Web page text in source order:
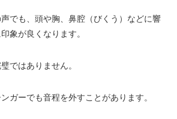
でも、頭や胸、鼻腔（びくう）などに響
象が良くなります。
ではありません。
ガーでも音程を外すことがあります。